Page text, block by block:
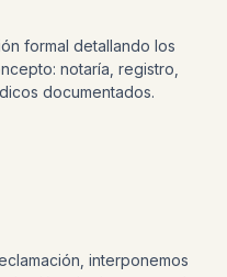
formal detallando los
notaría, registro,
documentados.
interponemos